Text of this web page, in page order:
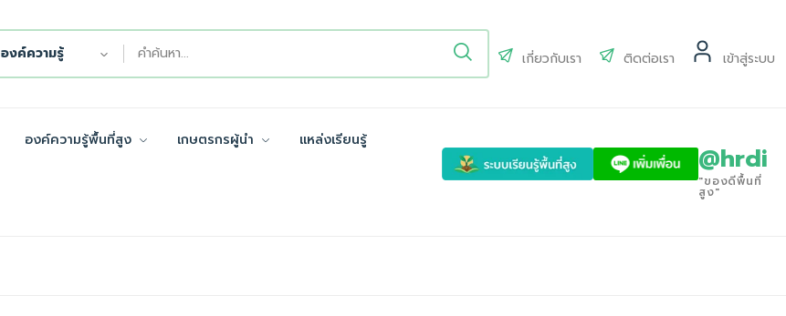
องค์ความรู้ เกี่ยวกับเรา ติดต่อเรา เข้าสู่ระบบ
องค์ความรู้พื้นที่สูง เกษตรกรผู้นำ แหล่งเรียนรู้
@hrdi
"ของดีพื้นที่
สูง"